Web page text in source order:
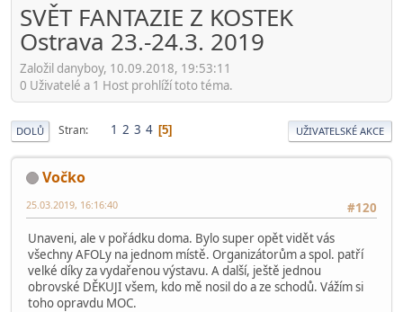
SVĚT FANTAZIE Z KOSTEK
Ostrava 23.-24.3. 2019
Založil danyboy, 10.09.2018, 19:53:11
0 Uživatelé a 1 Host prohlíží toto téma.
DOLŮ Stran 1 2 3 4 5 UŽIVATELSKÉ AKCE
Vočko
#120
25.03.2019, 16:16:40
Unaveni, ale v pořádku doma. Bylo super opět vidět vás
všechny AFOLy na jednom místě. Organizátorům a spol. patří
velké díky za vydařenou výstavu. A další, ještě jednou
obrovské DĚKUJI všem, kdo mě nosil do a ze schodů. Vážím si
toho opravdu MOC.